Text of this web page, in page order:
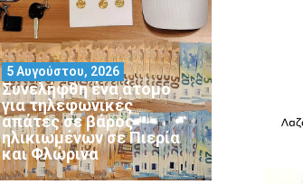
Συνελήφθη ένα άτομο
για τηλεφωνικές
απάτες σε βάρος
ηλικιωμένων σε Πιερία
και Φλώρινα
5 Αυγούστου, 2026